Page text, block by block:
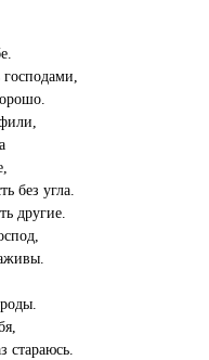
без угла.
другие.
стараюсь.